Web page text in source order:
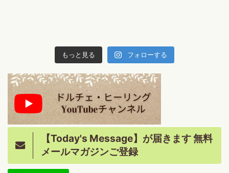
もっと見る フォローする
【Today's Message】が届きます 無料
メールマガジンご登録